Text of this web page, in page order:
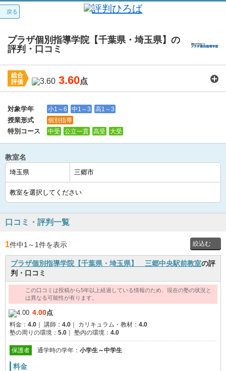
戻る
プラザ個別指導学院【千葉県・埼玉県】の
評判・口コミ
総合
評価
3.60点
講師：3.7 カリキュラム：3.9 周りの環境：3.7
対象学年
小1～6 中1～3 高1～3
授業形式 個別指導
特別コース 中受 公立一貫 高受 大受
教室名
口コミ・評判一覧
1件中1 ～ 1件を表示
投稿者
通学時
の学年
プラザ個別指導学院【千葉県・埼玉県】 三郷中央駅前教室の評
判・口コミ
この口コミは投稿から5年以上経過している情報のため、現在の塾の状況と
は異なる可能性が有ります。
4.00点
料金： 4.0 講師： 4.0 カリキュラム・教材： 4.0
塾の周りの環境： 5.0 塾内の環境： 4.0
保護者 通学時の学年： 小学生～中学生
料金